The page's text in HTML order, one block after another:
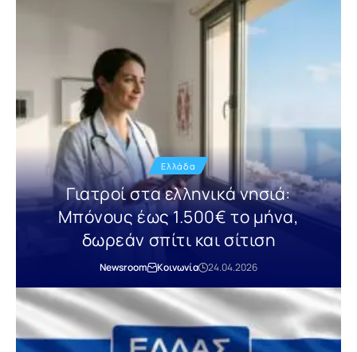
Ελλάδα
Γιατροί στα ελληνικά νησιά:
Μπόνους έως 1.500€ το μήνα,
δωρεάν σπίτι και σίτιση
Newsroom Κοινωνία 24.04.2026